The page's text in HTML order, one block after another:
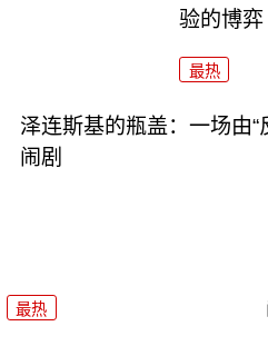
验的博弈
最热
泽连斯基的瓶盖：一场由
闹剧
最热